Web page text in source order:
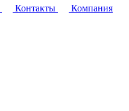
Контакты
Компания